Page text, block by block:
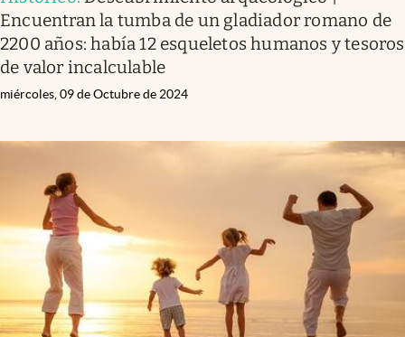
Encuentran la tumba de un gladiador romano de
2200 años: había 12 esqueletos humanos y tesoros
de valor incalculable
miércoles, 09 de Octubre de 2024